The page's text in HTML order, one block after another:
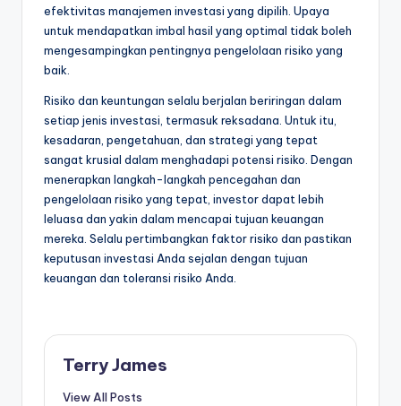
efektivitas manajemen investasi yang dipilih. Upaya
untuk mendapatkan imbal hasil yang optimal tidak boleh
mengesampingkan pentingnya pengelolaan risiko yang
baik.
Risiko dan keuntungan selalu berjalan beriringan dalam
setiap jenis investasi, termasuk reksadana. Untuk itu,
kesadaran, pengetahuan, dan strategi yang tepat
sangat krusial dalam menghadapi potensi risiko. Dengan
menerapkan langkah-langkah pencegahan dan
pengelolaan risiko yang tepat, investor dapat lebih
leluasa dan yakin dalam mencapai tujuan keuangan
mereka. Selalu pertimbangkan faktor risiko dan pastikan
keputusan investasi Anda sejalan dengan tujuan
keuangan dan toleransi risiko Anda.
Terry James
View All Posts